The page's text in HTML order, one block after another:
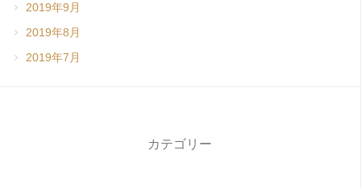
2019年9月
2019年8月
2019年7月
カテゴリー